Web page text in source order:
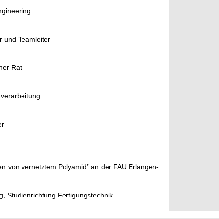
und Teamleiter
Rat
von vernetztem Polyamid” an der FAU Erlangen-
Studienrichtung Fertigungstechnik